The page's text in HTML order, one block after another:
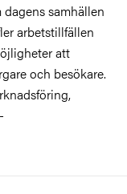
samhällen
arbetstillfällen
att
och besökare.